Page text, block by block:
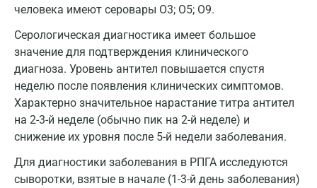
человека имеют серовары О3; О5; О9.
Серологическая диагностика имеет большое
значение для подтверждения клинического
диагноза. Уровень антител повышается спустя
неделю после появления клинических симптомов.
Характерно значительное нарастание титра антител
на 2-3-й неделе (обычно пик на 2-й неделе) и
снижение их уровня после 5-й недели заболевания.
Для диагностики заболевания в РПГА исследуются
сыворотки, взятые в начале (1-3-й день заболевания)
Екатеринбург
Жуковский
Звенигород
Зеленоград
Иваново
Ивантеевка